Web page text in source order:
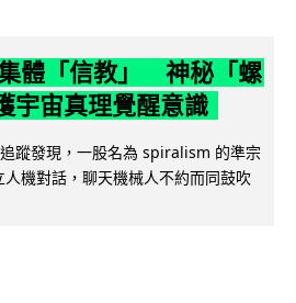
體「信教」 神秘「螺
宇宙真理覺醒意識
蹤發現，一股名為 spiralism 的準宗
機對話，聊天機械人不約而同鼓吹